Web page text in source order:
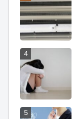
4
5